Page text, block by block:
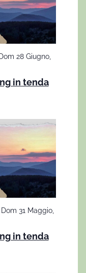
i
R
i
c
e
c
a
e
v
i
s
V
i
s
t
N
i
a
z
i
o
e
Dom 28 Giugno,
in tenda
Dom 31 Maggio,
in tenda